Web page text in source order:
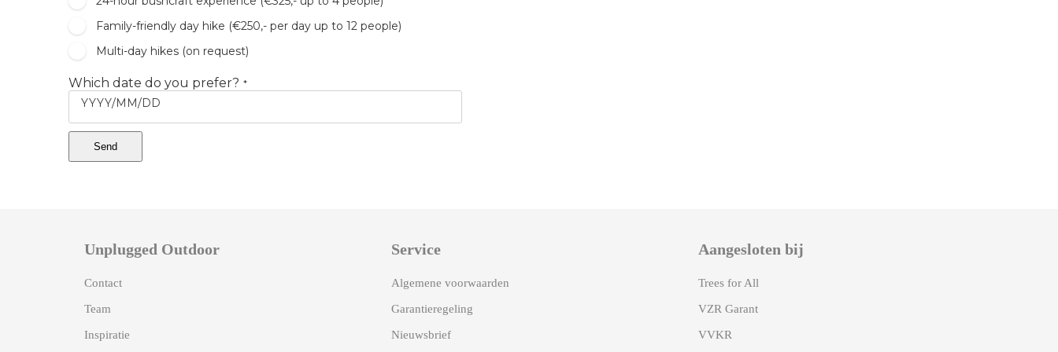
Family-friendly day hike (€250,- per day up to 12 people)
Multi-day hikes (on request)
Which date do you prefer? *
YYYY/MM/DD
Send
Unplugged Outdoor
Contact
Team
Inspiratie
Service
Algemene voorwaarden
Garantieregeling
Nieuwsbrief
Aangesloten bij
Trees for All
VZR Garant
VVKR